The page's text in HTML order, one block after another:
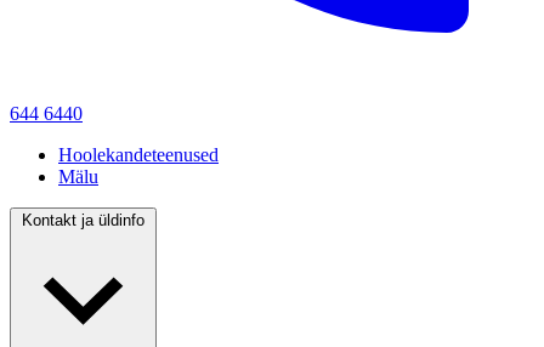
644 6440
Hoolekandeteenused
Mälu
Kontakt ja üldinfo